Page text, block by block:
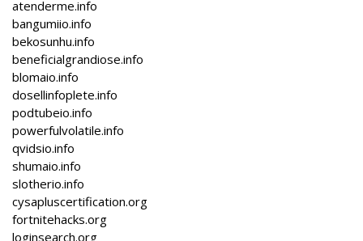
atenderme.info
bangumiio.info
bekosunhu.info
beneficialgrandiose.info
blomaio.info
dosellinfoplete.info
podtubeio.info
powerfulvolatile.info
qvidsio.info
shumaio.info
slotherio.info
cysapluscertification.org
fortnitehacks.org
loginsearch.org